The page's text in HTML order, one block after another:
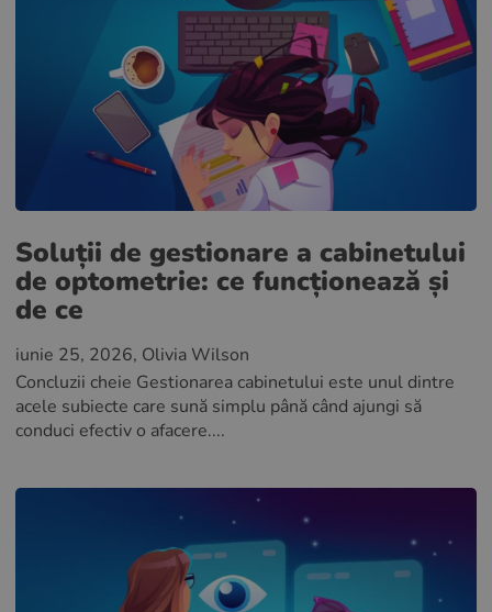
Soluții de gestionare a cabinetului
de optometrie: ce funcționează și
de ce
iunie 25, 2026, Olivia Wilson
Concluzii cheie Gestionarea cabinetului este unul dintre
acele subiecte care sună simplu până când ajungi să
conduci efectiv o afacere....